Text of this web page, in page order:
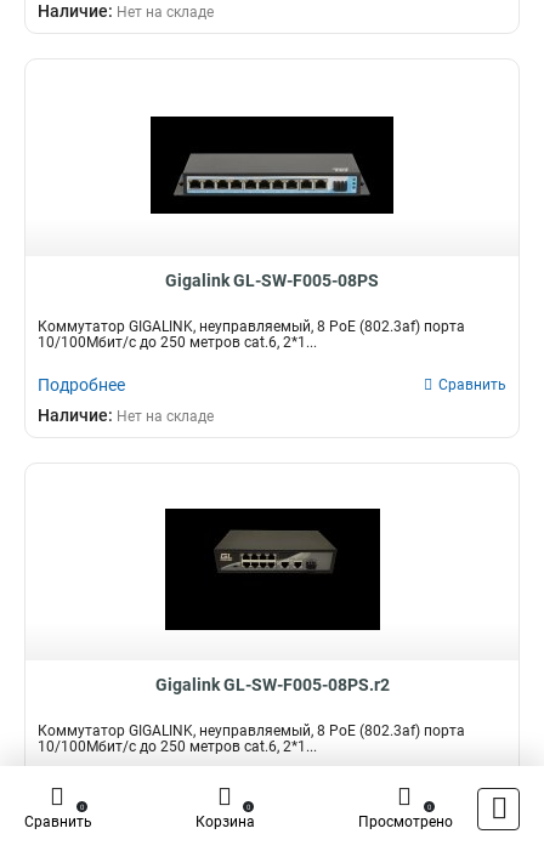
Наличие: Нет на складе
Gigalink GL-SW-F005-08PS
Коммутатор GIGALINK, неуправляемый, 8 PoE (802.3af) порта
10/100Мбит/с до 250 метров cat.6, 2*1...
Подробнее Сравнить
Наличие: Нет на складе
Gigalink GL-SW-F005-08PS.r2
Коммутатор GIGALINK, неуправляемый, 8 PoE (802.3af) порта
10/100Мбит/с до 250 метров cat.6, 2*1...
Подробнее Сравнить
Наличие: Нет на складе
Сравнить
0
Корзина
0
Просмотрено
0